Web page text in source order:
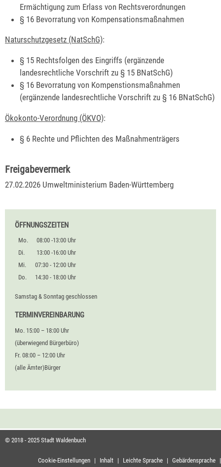
Ermächtigung zum Erlass von Rechtsverordnungen
§ 16 Bevorratung von Kompensationsmaßnahmen
Naturschutzgesetz (NatSchG):
§ 15 Rechtsfolgen des Eingriffs (ergänzende
landesrechtliche Vorschrift zu § 15 BNatSchG)
§ 16 Bevorratung von Kompenstionsmaßnahmen
(ergänzende landesrechtliche Vorschrift zu § 16 BNatSchG)
Ökokonto-Verordnung (ÖKVO):
§ 6 Rechte und Pflichten des Maßnahmenträgers
Freigabevermerk
27.02.2026 Umweltministerium Baden-Württemberg
ÖFFNUNGSZEITEN
Mo.
08:00 -13:00 Uhr
Di.
13:00 -16:00 Uhr
Mi.
07:30 - 12:00 Uhr
Do.
14:30 - 18:00 Uhr
Samstag & Sonntag geschlossen
TERMINVEREINBARUNG
Mo. 15:00 – 18:00 Uhr
(überwiegend Bürgerbüro)
Fr. 08:00 – 12:00 Uhr
(alle Ämter)Bürger
© 2018 - 2025 Stadt Waldenbuch
Cookie-Einstellungen | Inhalt | Leichte Sprache | Gebärdensprache |